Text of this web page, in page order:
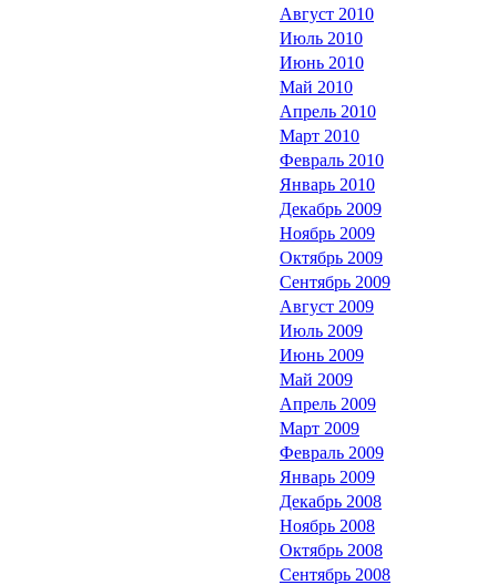
Август 2010
Июль 2010
Июнь 2010
Май 2010
Апрель 2010
Март 2010
Февраль 2010
Январь 2010
Декабрь 2009
Ноябрь 2009
Октябрь 2009
Сентябрь 2009
Август 2009
Июль 2009
Июнь 2009
Май 2009
Апрель 2009
Март 2009
Февраль 2009
Январь 2009
Декабрь 2008
Ноябрь 2008
Октябрь 2008
Сентябрь 2008